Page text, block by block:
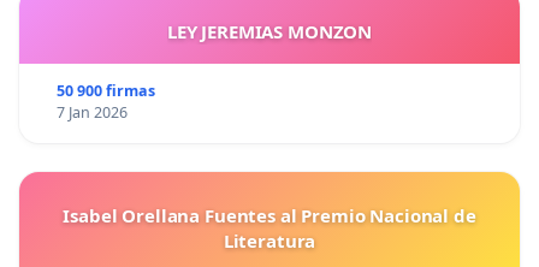
LEY JEREMIAS MONZON
50 900 firmas
7 Jan 2026
Isabel Orellana Fuentes al Premio Nacional de
Literatura